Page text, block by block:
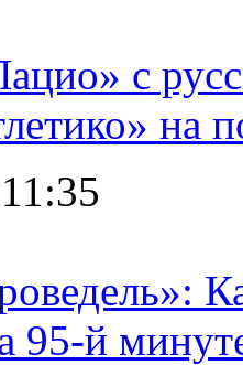
с
на
95-й